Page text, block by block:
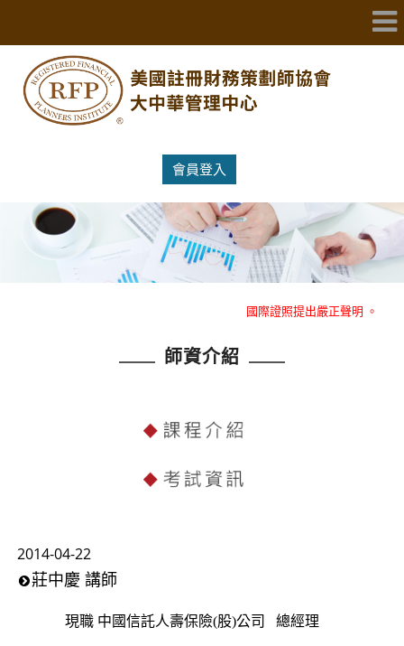
會員登入
重大消息：RFP美國註冊財務策劃師協會大中華管理中心就冒名RFP
重大消息：RFP美國註冊財務策劃師協會大中華管理中心就冒名RFP
師資介紹
2014-04-22
莊中慶 講師
現職 中國信託人壽保險(股)公司 總經理